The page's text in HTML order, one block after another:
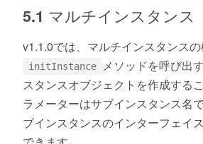
5.1 マルチインスタンス
v1.1.0では、マルチインスタンスの
initInstance
メソッドを呼び出
スタンスオブジェクトを作成する
ラメーターはサブインスタンス名
ブインスタンスのインターフェイ